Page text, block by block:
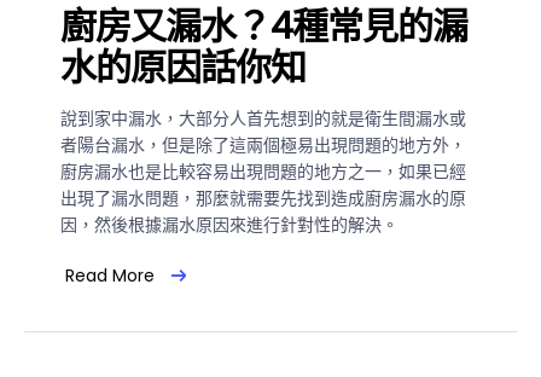
廚房又漏水？4種常見的漏
水的原因話你知
說到家中漏水，大部分人首先想到的就是衛生間漏水或
者陽台漏水，但是除了這兩個極易出現問題的地方外，
廚房漏水也是比較容易出現問題的地方之一，如果已經
出現了漏水問題，那麼就需要先找到造成廚房漏水的原
因，然後根據漏水原因來進行針對性的解決。
Read More